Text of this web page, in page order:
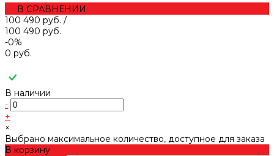
В СРАВНЕНИИ
100 490 руб. /
100 490 руб.
-0%
0 руб.
В наличии
-
+
×
Выбрано максимальное количество, доступное для заказа
В корзину